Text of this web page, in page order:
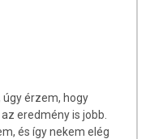
érzem, hogy
eredmény is jobb.
és így nekem elég